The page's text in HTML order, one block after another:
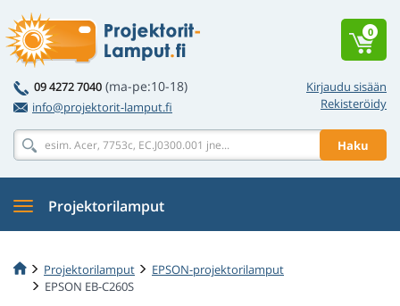
Kirjaudu sisään
Rekisteröidy
09 4272 7040 (ma-pe:10-18)
info@projektorit-lamput.fi
Haku
0
Projektorilamput
Projektorilamput
EPSON-projektorilamput
EPSON EB-C260S